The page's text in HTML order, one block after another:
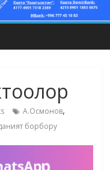
А.Осмонов,
борбору